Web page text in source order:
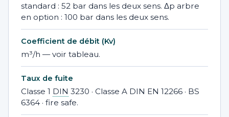
standard : 52 bar dans les deux sens. Δp arbre
en option : 100 bar dans les deux sens.
Coefficient de débit (Kv)
m³/h — voir tableau.
Taux de fuite
Classe 1 DIN 3230 · Classe A DIN EN 12266 · BS
6364 · fire safe.